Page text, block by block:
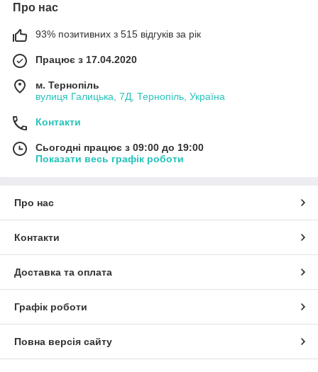
Про нас
93% позитивних з 515 відгуків за рік
Працює з 17.04.2020
м. Тернопіль
вулиця Галицька, 7Д, Тернопіль, Україна
Контакти
Сьогодні працює з 09:00 до 19:00
Показати весь графік роботи
Про нас
Контакти
Доставка та оплата
Графік роботи
Повна версія сайту